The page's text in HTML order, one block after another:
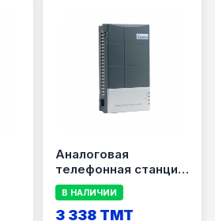
Аналоговая
телефонная станция
(PABX) Excelltel
CS416, 4 CO / 16 EXT
В НАЛИЧИИ
3 338 TMT